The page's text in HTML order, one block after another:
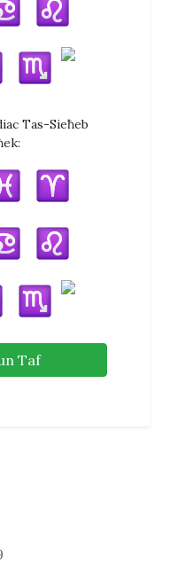
Tas-Sieħeb
Taf